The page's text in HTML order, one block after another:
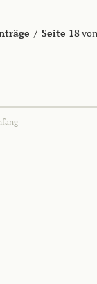
/ Seite 18